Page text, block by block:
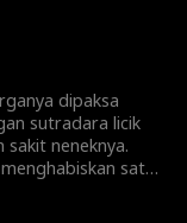
dengan
negeri selama
restoran. Takdir
Sera dan
Sera
terlupakan dari
dipaksa
sutradara licik
neneknya.
satu